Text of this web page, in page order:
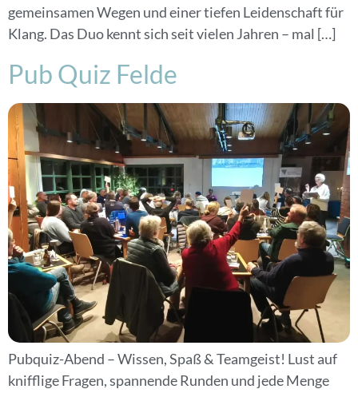
gemeinsamen Wegen und einer tiefen Leidenschaft für
Klang. Das Duo kennt sich seit vielen Jahren – mal […]
Pub Quiz Felde
Pubquiz-Abend – Wissen, Spaß & Teamgeist! Lust auf
knifflige Fragen, spannende Runden und jede Menge